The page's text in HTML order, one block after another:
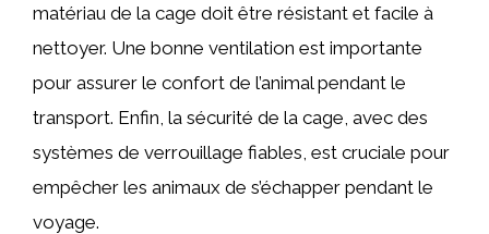
matériau de la cage doit être résistant et facile à
nettoyer. Une bonne ventilation est importante
pour assurer le confort de l’animal pendant le
transport. Enfin, la sécurité de la cage, avec des
systèmes de verrouillage fiables, est cruciale pour
empêcher les animaux de s’échapper pendant le
voyage.